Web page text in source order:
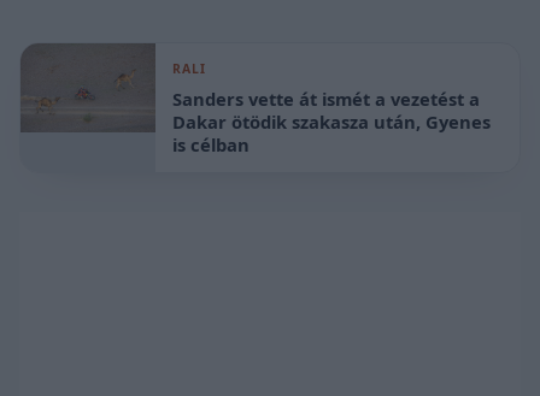
RALI
Sanders vette át ismét a vezetést a
Dakar ötödik szakasza után, Gyenes
is célban